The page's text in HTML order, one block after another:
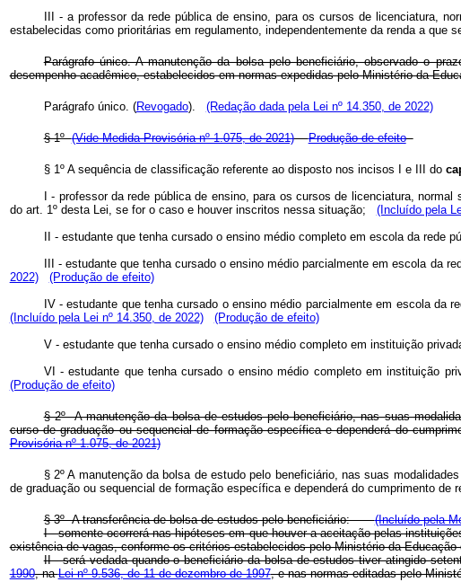
III - a professor da rede pública de ensino, para os cursos de licenciatura,
estabelecidas como prioritárias em regulamento, independentemente da renda a que
Parágrafo único. A manutenção da bolsa pelo beneficiário, observado o
desempenho acadêmico, estabelecidos em normas expedidas pelo Ministério da
Parágrafo único. (Revogado). (Redação dada pela Lei nº 14.350, de 2022)
§ 1º(Vide Medida Provisória nº 1.075, de 2021) Produção de efeito
§ 1º A sequência de classificação referente ao disposto nos incisos I e III do
I - professor da rede pública de ensino, para os cursos de licenciatura,
do art. 1º desta Lei, se for o caso e houver inscritos nessa situação; (Incluído pela
II - estudante que tenha cursado o ensino médio completo em escola da rede
III - estudante que tenha cursado o ensino médio parcialmente em escola
2022)
(Produção de efeito)
IV - estudante que tenha cursado o ensino médio parcialmente em escola
(Incluído pela Lei nº 14.350, de 2022)
(Produção de efeito)
V - estudante que tenha cursado o ensino médio completo em instituição
VI - estudante que tenha cursado o ensino médio completo em
(Produção de efeito)
§ 2º A manutenção da bolsa de estudos pelo beneficiário, nas suas
curso de graduação ou sequencial de formação específica e dependerá do
Provisória nº 1.075, de 2021)
§ 2º A manutenção da bolsa de estudo pelo beneficiário, nas suas
de graduação ou sequencial de formação específica e dependerá do cumprimento
§ 3º A transferência de bolsa de estudos pelo beneficiário:(Incluído pela
I - somente ocorrerá nas hipóteses em que houver a aceitação pelas
existência de vagas, conforme os critérios estabelecidos pelo Ministério da
II - será vedada quando o beneficiário da bolsa de estudos tiver atingido
1990, naLei nº 9.536, de 11 de dezembro de 1997, e nas normas editadas pelo